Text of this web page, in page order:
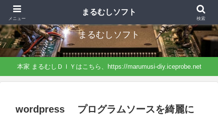
まるむしＤＩＹから分離したサイト、ソフトに特化したネタになっています。
まるむしソフト
本家 まるむしＤＩＹはこちら、https://marumusi-diy.iceprobe.net
wordpress プログラムソースを綺麗に
メニュー
まるむしソフト
検索